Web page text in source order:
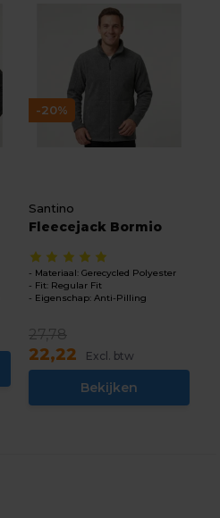
-20%
Santino
Fleecejack Bormio
Materiaal: Gerecycled Polyester
Fit: Regular Fit
Eigenschap: Anti-Pilling
27,78
22,22 Excl. btw
Bekijken